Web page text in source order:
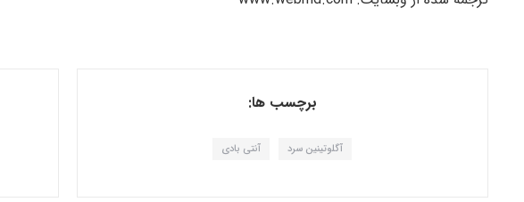
برچسب ها:
آگلوتینین سرد آنتی بادی